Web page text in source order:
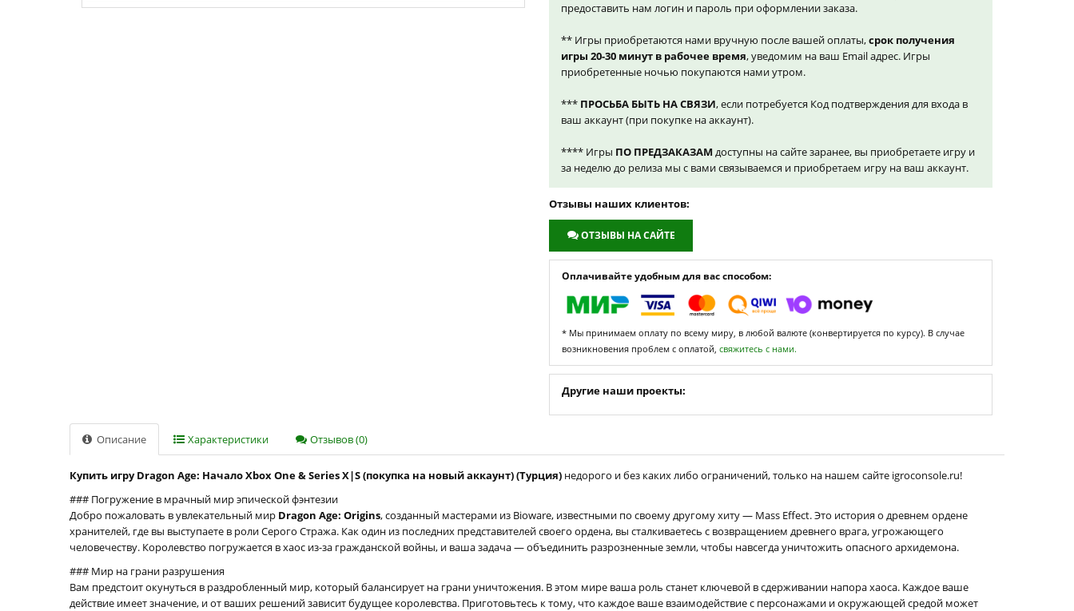
предоставить нам логин и пароль при оформлении заказа.
** Игры приобретаются нами вручную после вашей оплаты,срок получения
игры 20-30 минут в рабочее время, уведомим на ваш Email адрес. Игры
приобретенные ночью покупаются нами утром.
*** ПРОСЬБА БЫТЬ НА СВЯЗИ, если потребуется Код подтверждения для входа в
ваш аккаунт (при покупке на аккаунт).
**** Игры ПО ПРЕДЗАКАЗАМ доступны на сайте заранее, вы приобретаете игру и
за неделю до релиза мы с вами связываемся и приобретаем игру на ваш аккаунт.
Отзывы наших клиентов:
ОТЗЫВЫ НА САЙТЕ
Оплачивайте удобным для вас способом:
* Мы принимаем оплату по всему миру, в любой валюте (конвертируется по курсу). В случае
возникновения проблем с оплатой, свяжитесь с нами.
Другие наши проекты:
Описание Характеристики Отзывов (0)
Купить игру Dragon Age: Начало Xbox One & Series X|S (покупка на новый аккаунт) (Турция) недорого и без каких либо ограничений, только на нашем сайте igroconsole.ru!
### Погружение в мрачный мир эпической фэнтезии
Добро пожаловать в увлекательный мир Dragon Age: Origins, созданный мастерами из Bioware, известными по своему другому хиту — Mass Effect. Это история о древнем ордене
хранителей, где вы выступаете в роли Серого Стража. Как один из последних представителей своего ордена, вы сталкиваетесь с возвращением древнего врага, угрожающего
человечеству. Королевство погружается в хаос из-за гражданской войны, и ваша задача — объединить разрозненные земли, чтобы навсегда уничтожить опасного архидемона.
### Мир на грани разрушения
Вам предстоит окунуться в раздробленный мир, который балансирует на грани уничтожения. В этом мире ваша роль станет ключевой в сдерживании напора хаоса. Каждое ваше
действие имеет значение, и от ваших решений зависит будущее королевства. Приготовьтесь к тому, что каждое ваше взаимодействие с персонажами и окружающей средой может